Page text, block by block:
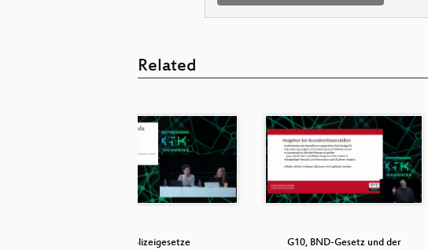
Related
Polizeigesetze G10, BND-Gesetz und der